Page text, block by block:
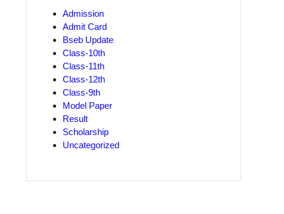
Admission
Admit Card
Bseb Update
Class-10th
Class-11th
Class-12th
Class-9th
Model Paper
Result
Scholarship
Uncategorized